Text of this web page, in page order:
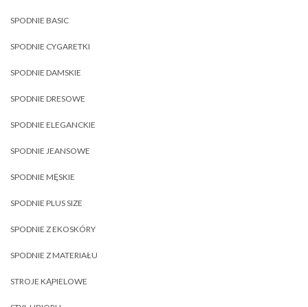
SPODNIE BASIC
SPODNIE CYGARETKI
SPODNIE DAMSKIE
SPODNIE DRESOWE
SPODNIE ELEGANCKIE
SPODNIE JEANSOWE
SPODNIE MĘSKIE
SPODNIE PLUS SIZE
SPODNIE Z EKOSKÓRY
SPODNIE Z MATERIAŁU
STROJE KĄPIELOWE